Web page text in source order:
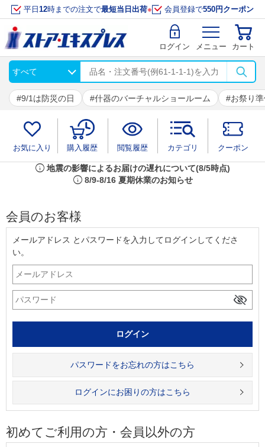
平日 12時までの注文で最短当日出荷※ 会員登録で550円クーポン
ログイン メニュー カート
9/1は防災の日 什器のバーチャルショールーム お祭り
お気に入り 購入履歴 閲覧履歴 カテゴリ クーポン
info 地震の影響によるお届けの遅れについて(8/5時点)
info 8/9-8/16 夏期休業のお知らせ
会員のお客様
メールアドレス とパスワードを入力してログインしてくださ
い。
パスワードをお忘れの方はこちら
ログインにお困りの方はこちら
初めてご利用の方・会員以外の方